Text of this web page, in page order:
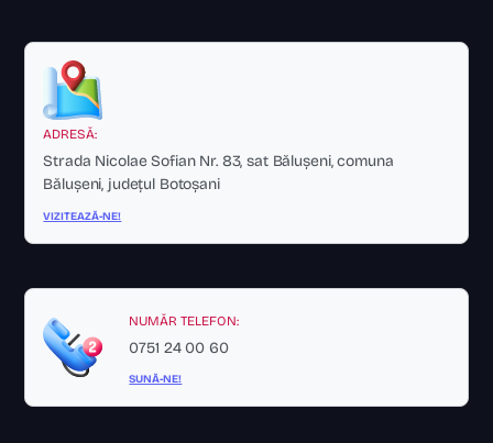
ADRESĂ:
Strada Nicolae Sofian Nr. 83, sat Bălușeni, comuna
Bălușeni, județul Botoșani
VIZITEAZĂ-NE!
NUMĂR TELEFON:
0751 24 00 60
SUNĂ-NE!